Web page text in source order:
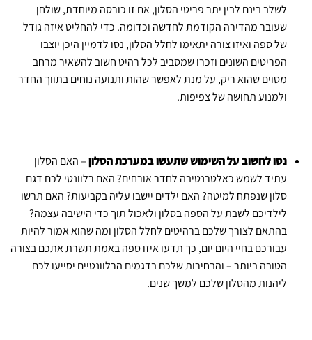
לשלב בינם לבין יתר פריטי הסלון, אם זו כורסה מיוחדת, שולחן
שעובר מהדירה הקודמת לחדשה וכדומה. כדי להחליט איזה גודל
של ספה ואיזו צורה יתאימו לחלל הסלון, נסו לדמיין היכן יוצבו
הפריטים השונים וזכרו שמסביב לכל רהיט חשוב להשאיר מרחב
מסוים שהוא ריק, על מנת לאפשר שהות ותנועה נוחים בתווך החדר
ולמנוע תחושה של צפיפות.
נסו לחשוב על השימוש שתעשו במערכת הסלון– האם הסלון
עתיד לשמש כאלטרנטיבה לחדר אורחים? האם רלוונטי לכם דגם
סלון שנפתח למיטה? האם ילדים יישבו עליה בקביעות? האם תרשו
לילדיכם לשבת על הספה בסלון ולאכול תוך כדי הישיבה עצמה?
בהתאם לצורך שלכם ברהיטים לחלל הסלון ומה שהוא אמור להיות
עבורכם בחיי היום יום, כך תדעו איזו ספה באמת תשרת אתכם בצורה
הטובה ביותר – והבחירות שלכם בדגמים הרלוונטיים יסייעו לכם
ליהנות מהסלון שלכם למשך שנים.